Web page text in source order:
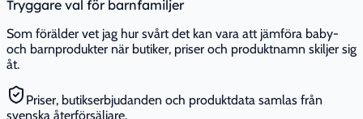
Tryggare val för barnfamiljer
Som förälder vet jag hur svårt det kan vara att jämföra baby-
och barnprodukter när butiker, priser och produktnamn skiljer sig
åt.
Priser, butikserbjudanden och produktdata samlas från
svenska återförsäljare.